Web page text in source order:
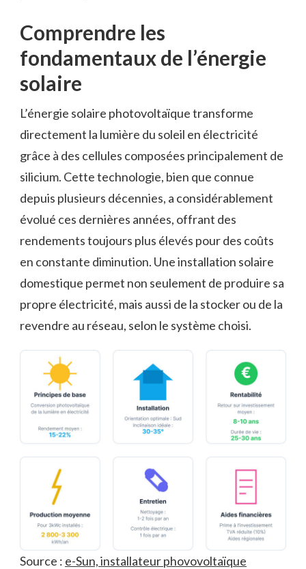
Comprendre les
fondamentaux de l’énergie
solaire
L’énergie solaire photovoltaïque transforme
directement la lumière du soleil en électricité
grâce à des cellules composées principalement de
silicium. Cette technologie, bien que connue
depuis plusieurs décennies, a considérablement
évolué ces dernières années, offrant des
rendements toujours plus élevés pour des coûts
en constante diminution. Une installation solaire
domestique permet non seulement de produire sa
propre électricité, mais aussi de la stocker ou de la
revendre au réseau, selon le système choisi.
Source : e-Sun, installateur phovovoltaïque